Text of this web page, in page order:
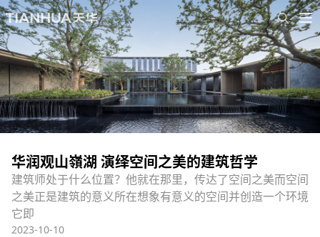
华润观山嶺湖 演绎空间之美的建筑哲学
建筑师处于什么位置？他就在那里，传达了空间之美而空间
之美正是建筑的意义所在想象有意义的空间并创造一个环境
它即
2023-10-10